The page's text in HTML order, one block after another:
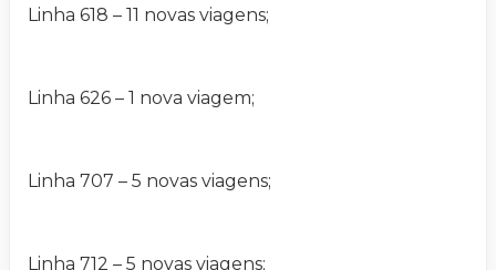
Linha 618 – 11 novas viagens;
Linha 626 – 1 nova viagem;
Linha 707 – 5 novas viagens;
Linha 712 – 5 novas viagens;